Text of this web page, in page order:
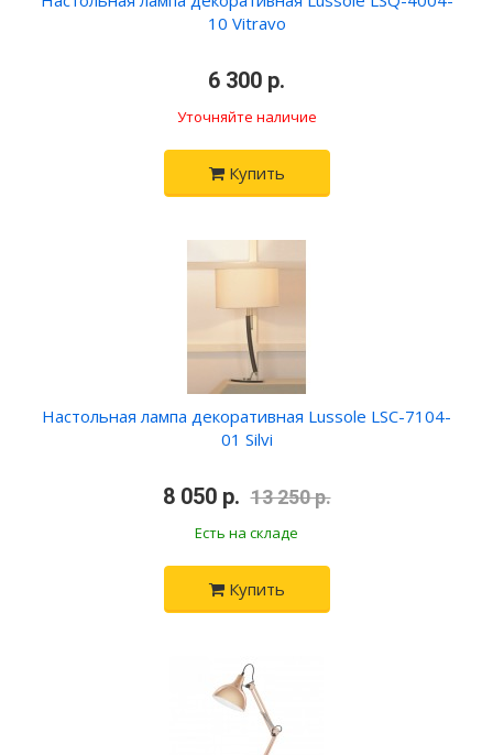
10 Vitravo
6 300 р.
Уточняйте наличие
Купить
Настольная лампа декоративная Lussole LSC-7104-
01 Silvi
8 050 р. 13 250 р.
Есть на складе
Купить